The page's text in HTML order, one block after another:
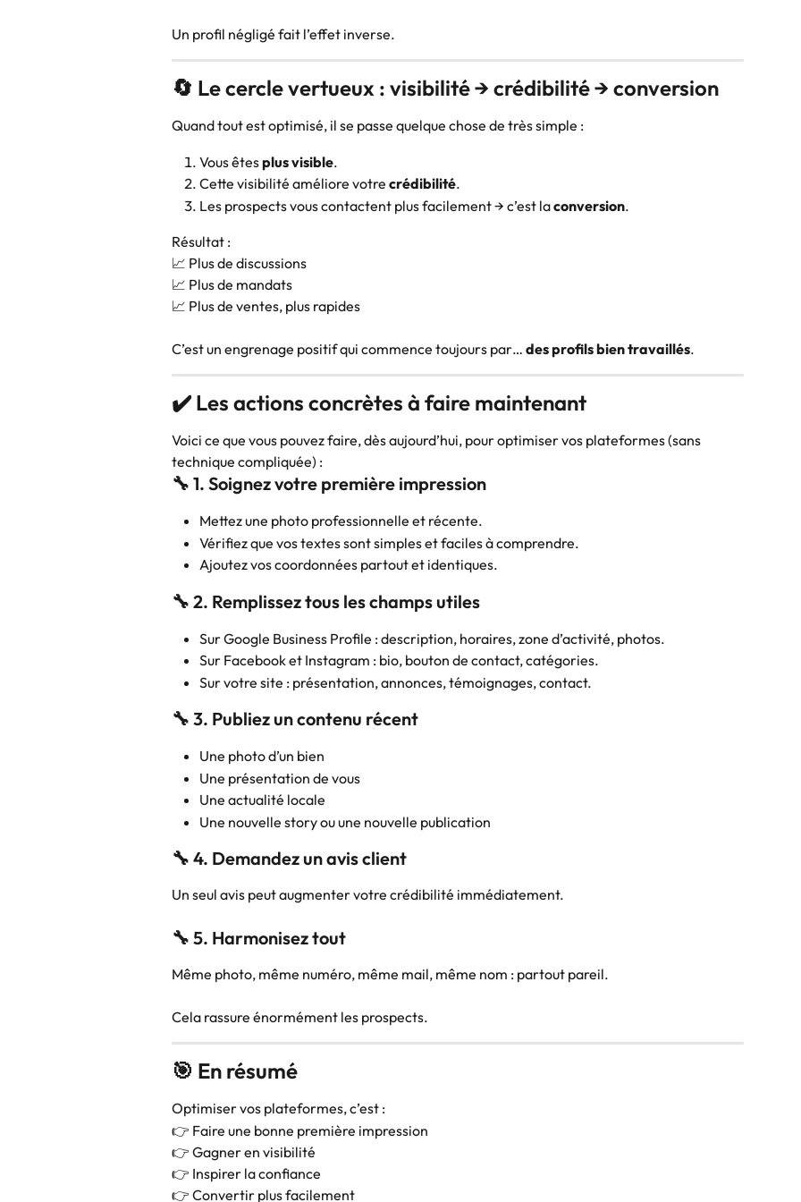
Un profil négligé fait l’effet inverse.
🔄 Le cercle vertueux : visibilité → crédibilité → conversion
Quand tout est optimisé, il se passe quelque chose de très simple :
Vous êtes plus visible.
Cette visibilité améliore votre crédibilité.
Les prospects vous contactent plus facilement → c’est la conversion.
Résultat :
📈 Plus de discussions
📈 Plus de mandats
📈 Plus de ventes, plus rapides
C’est un engrenage positif qui commence toujours par… des profils bien travaillés.
✔️ Les actions concrètes à faire maintenant
Voici ce que vous pouvez faire, dès aujourd’hui, pour optimiser vos plateformes (sans
technique compliquée) :
🔧 1. Soignez votre première impression
Mettez une photo professionnelle et récente.
Vérifiez que vos textes sont simples et faciles à comprendre.
Ajoutez vos coordonnées partout et identiques.
🔧 2. Remplissez tous les champs utiles
Sur Google Business Profile : description, horaires, zone d’activité, photos.
Sur Facebook et Instagram : bio, bouton de contact, catégories.
Sur votre site : présentation, annonces, témoignages, contact.
🔧 3. Publiez un contenu récent
Une photo d’un bien
Une présentation de vous
Une actualité locale
Une nouvelle story ou une nouvelle publication
🔧 4. Demandez un avis client
Un seul avis peut augmenter votre crédibilité immédiatement.
🔧 5. Harmonisez tout
Même photo, même numéro, même mail, même nom : partout pareil.
Cela rassure énormément les prospects.
🎯 En résumé
Optimiser vos plateformes, c’est :
👉 Faire une bonne première impression
👉 Gagner en visibilité
👉 Inspirer la confiance
👉 Convertir plus facilement